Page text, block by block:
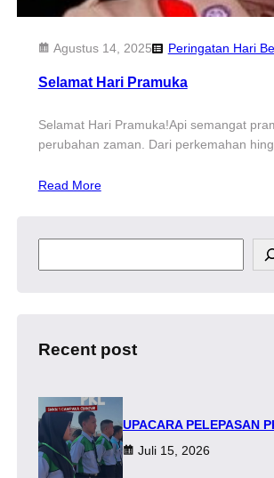
Agustus 14, 2025 Peringatan Hari
Selamat Hari Pramuka
Selamat Hari Pramuka!Api semangat
perubahan zaman. Dari perkemahan
Read More
e
h
Recent post
UPACARA PELEPASAN
Juli 15, 2026